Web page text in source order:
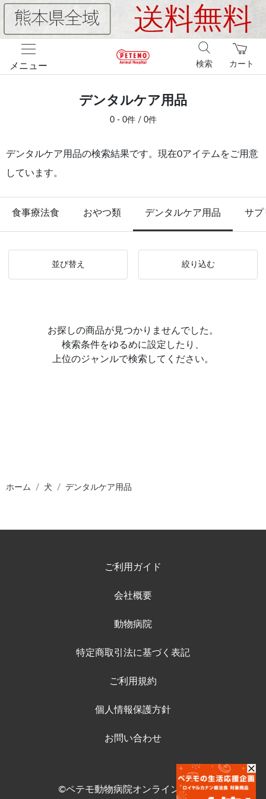
メニュー カート
検索
デンタルケア用品
0 - 0件 / 0件
デンタルケア用品の検索結果です。現在0アイテムをご用意
しています。
食事療法食 おやつ類 デンタルケア用品 サプ
並び替え 絞り込む
お探しの商品が見つかりませんでした。
検索条件をゆるめに設定したり、
上位のジャンルで検索してください。
ホーム 犬 デンタルケア用品
ご利用ガイド
会社概要
動物病院
特定商取引法に基づく表記
ご利用規約
個人情報保護方針
お問い合わせ
©ペテモ動物病院オンラインストア